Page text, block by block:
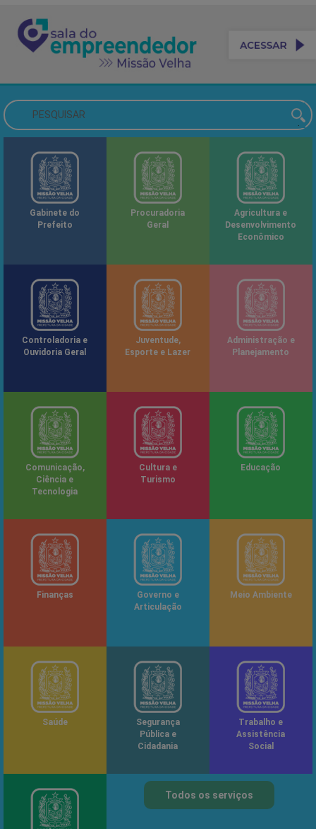
Gabinete do
Prefeito
Procuradoria
Geral
Agricultura e
Desenvolvimento
Econômico
Controladoria e
Ouvidoria Geral
Juventude,
Esporte e Lazer
Administração e
Planejamento
Comunicação,
Ciência e
Tecnologia
Cultura e
Turismo
Educação
Finanças
Governo e
Articulação
Meio Ambiente
Saúde
Segurança
Pública e
Cidadania
Trabalho e
Assistência
Social
Todos os serviços